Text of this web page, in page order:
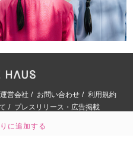
に追加する
運営会社 お問い合わせ
利用規約
プレスリリース・広告掲載